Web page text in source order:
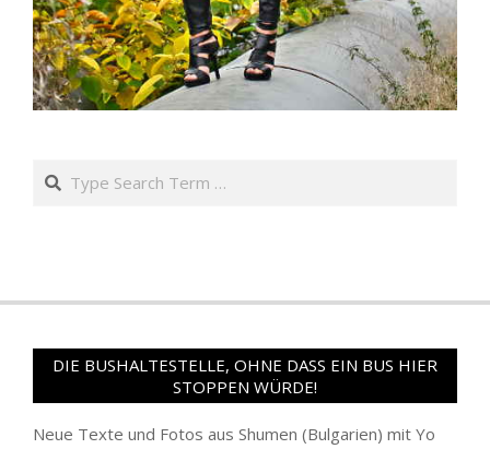
Search
DIE BUSHALTESTELLE, OHNE DASS EIN BUS HIER
STOPPEN WÜRDE!
Neue Texte und Fotos aus Shumen (Bulgarien) mit Yo